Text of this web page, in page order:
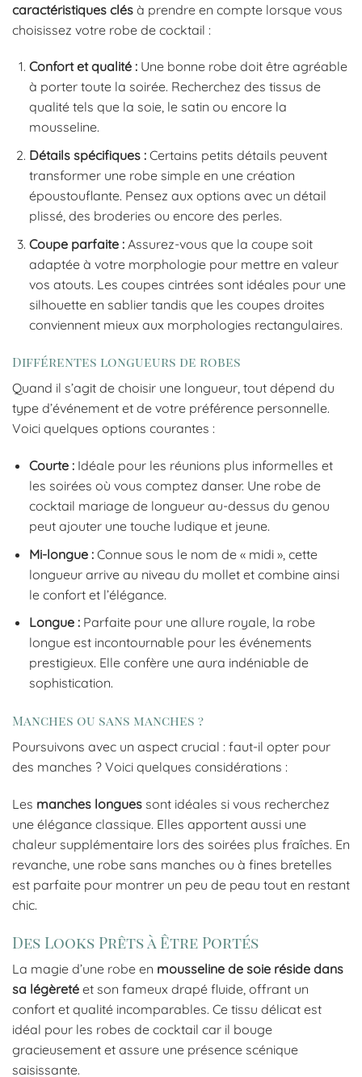
caractéristiques clés à prendre en compte lorsque vous
choisissez votre robe de cocktail :
Confort et qualité :Une bonne robe doit être agréable
à porter toute la soirée. Recherchez des tissus de
qualité tels que la soie, le satin ou encore la
mousseline.
Détails spécifiques :Certains petits détails peuvent
transformer une robe simple en une création
époustouflante. Pensez aux options avec un détail
plissé, des broderies ou encore des perles.
Coupe parfaite :Assurez-vous que la coupe soit
adaptée à votre morphologie pour mettre en valeur
vos atouts. Les coupes cintrées sont idéales pour une
silhouette en sablier tandis que les coupes droites
conviennent mieux aux morphologies rectangulaires.
Différentes longueurs de robes
Quand il s’agit de choisir une longueur, tout dépend du
type d’événement et de votre préférence personnelle.
Voici quelques options courantes :
Courte :Idéale pour les réunions plus informelles et
les soirées où vous comptez danser. Une robe de
cocktail mariage de longueur au-dessus du genou
peut ajouter une touche ludique et jeune.
Mi-longue :Connue sous le nom de « midi », cette
longueur arrive au niveau du mollet et combine ainsi
le confort et l’élégance.
Longue :Parfaite pour une allure royale, la robe
longue est incontournable pour les événements
prestigieux. Elle confère une aura indéniable de
sophistication.
Manches ou sans manches ?
Poursuivons avec un aspect crucial : faut-il opter pour
des manches ? Voici quelques considérations :
Les manches longues sont idéales si vous recherchez
une élégance classique. Elles apportent aussi une
chaleur supplémentaire lors des soirées plus fraîches. En
revanche, une robe sans manches ou à fines bretelles
est parfaite pour montrer un peu de peau tout en restant
chic.
Des Looks Prêts à Être Portés
La magie d’une robe en mousseline de soie réside dans
sa légèreté et son fameux drapé fluide, offrant un
confort et qualité incomparables. Ce tissu délicat est
idéal pour les robes de cocktail car il bouge
gracieusement et assure une présence scénique
saisissante.